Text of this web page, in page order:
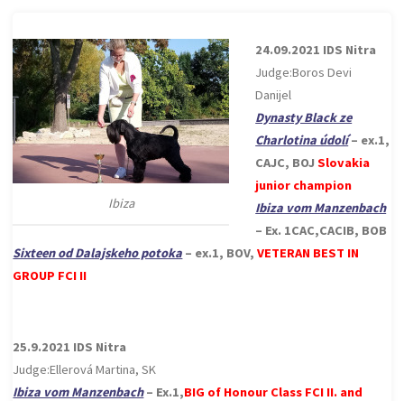
Ibiza
24.09.2021 IDS Nitra
Judge:Boros Devi
Danijel
Dynasty Black ze
Charlotina údolí– ex.1,
CAJC, BOJSlovakia
junior champion
Ibiza vom Manzenbach
– Ex. 1CAC,CACIB, BOB
Sixteen od Dalajskeho potoka – ex.1, BOV,VETERAN BEST IN
GROUP FCI II
25.9.2021 IDS Nitra
Judge:Ellerová Martina, SK
Ibiza vom Manzenbach– Ex.1,BIG of Honour Class FCI II. and